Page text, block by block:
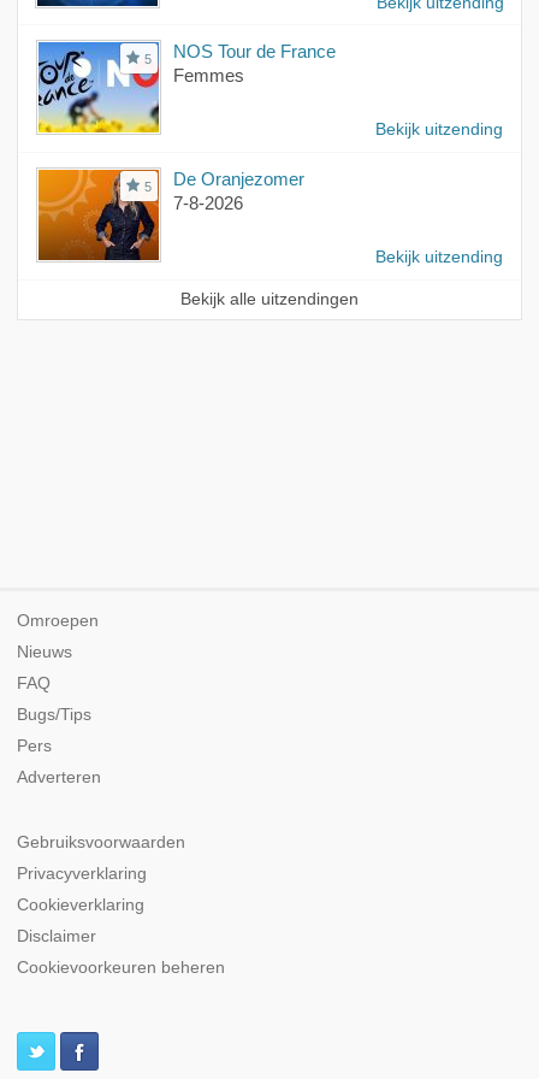
5
NOS Tour de France
Femmes
Bekijk uitzending
5
De Oranjezomer
7-8-2026
Bekijk uitzending
Bekijk alle uitzendingen
Omroepen
Nieuws
FAQ
Bugs/Tips
Pers
Adverteren
Gebruiksvoorwaarden
Privacyverklaring
Cookieverklaring
Disclaimer
Cookievoorkeuren beheren